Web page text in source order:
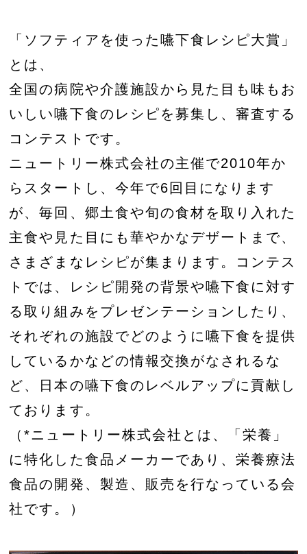
「ソフティアを使った嚥下食レシピ大賞」
とは、
全国の病院や介護施設から見た目も味もお
いしい嚥下食のレシピを募集し、審査する
コンテストです。
ニュートリー株式会社の主催で2010年か
らスタートし、今年で6回目になります
が、毎回、郷土食や旬の食材を取り入れた
主食や見た目にも華やかなデザートまで、
さまざまなレシピが集まります。コンテス
トでは、レシピ開発の背景や嚥下食に対す
る取り組みをプレゼンテーションしたり、
それぞれの施設でどのように嚥下食を提供
しているかなどの情報交換がなされるな
ど、日本の嚥下食のレベルアップに貢献し
ております。
（*ニュートリー株式会社とは、「栄養」
に特化した食品メーカーであり、栄養療法
食品の開発、製造、販売を行なっている会
社です。）